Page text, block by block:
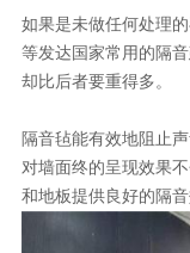
如果是未做任何处理
等发达国家常用的隔
却比后者要重得多。
隔音毡能有效地阻止
对墙面终的呈现效果
和地板提供良好的隔音